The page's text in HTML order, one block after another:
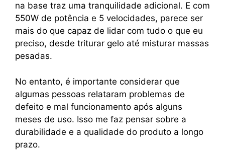
na base traz uma tranquilidade adicional. E com
550W de potência e 5 velocidades, parece ser
mais do que capaz de lidar com tudo o que eu
preciso, desde triturar gelo até misturar massas
pesadas.
No entanto, é importante considerar que
algumas pessoas relataram problemas de
defeito e mal funcionamento após alguns
meses de uso. Isso me faz pensar sobre a
durabilidade e a qualidade do produto a longo
prazo.